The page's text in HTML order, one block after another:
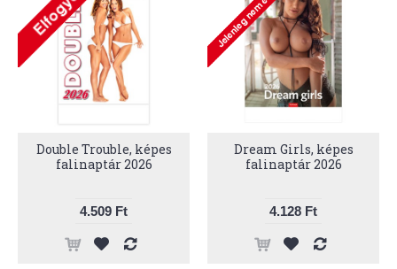
Double Trouble, képes
falinaptár 2026
4.509 Ft
Dream Girls, képes
falinaptár 2026
4.128 Ft